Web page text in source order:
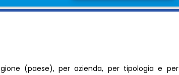
(paese), per azienda, per tipologia e per